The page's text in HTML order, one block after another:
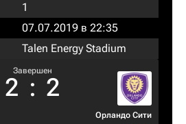
1
07.07.2019 в 22:35
Talen Energy Stadium
Завершен
2 : 2
Орландо Сити